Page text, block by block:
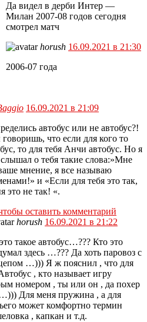
Да видел в дерби Интер —
Милан 2007-08 годов сегодня
смотрел матч
horush 16.09.2021 в 21:30
2006-07 года
16.09.2021 в 21:09
автобус или не автобус?!
что если для кого то
то для тебя Анчи автобус. Но я
о тебя такие слова:»Мне
мнение, я все называю
и «Если для тебя это так,
это не так! «.
оставить комментарий
horush 16.09.2021 в 21:22
такое автобус…??? Кто это
здесь …??? Да хоть паровоз с
…))) Я ж пояснил , что для
, кто называет игру
номером , ты или он , да похер
Для меня пружина , а для
может комфортно термин
, капкан и т.д.